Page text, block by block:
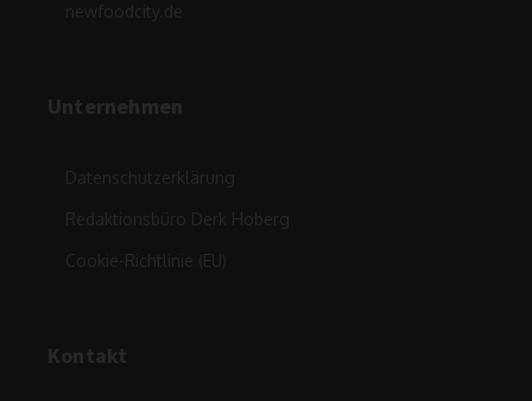
newfoodcity.de
Unternehmen
Datenschutzerklärung
Redaktionsbüro Derk Hoberg
Cookie-Richtlinie (EU)
Kontakt